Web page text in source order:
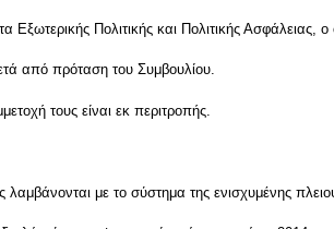
Πολιτικής και Πολιτικής Ασφάλειας, ο
από πρόταση του Συμβουλίου.
τους είναι εκ περιτροπής.
με το σύστημα της ενισχυμένης